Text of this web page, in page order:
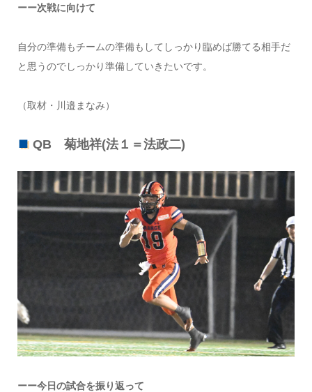
ーー次戦に向けて
自分の準備もチームの準備もしてしっかり臨めば勝てる相手だ
と思うのでしっかり準備していきたいです。
（取材・川邉まなみ）
QB 菊地祥(法１＝法政二)
ーー今日の試合を振り返って